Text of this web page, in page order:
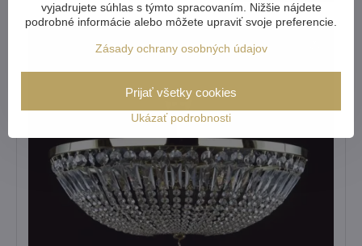
vyjadrujete súhlas s týmto spracovaním. Nižšie nájdete
podrobné informácie alebo môžete upraviť svoje preferencie.
Zásady ochrany osobných údajov
Ukázať podrobnosti
Prijať všetky cookies